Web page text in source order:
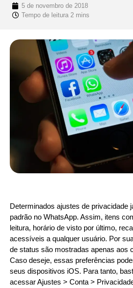
5 de novembro de 2018
Determinados ajustes de privacidade
padrão no WhatsApp. Assim, itens
leitura, horário de visto por último,
acessíveis a qualquer usuário. Por
de status são mostradas apenas aos
Caso deseje, essas preferências
seus dispositivos iOS. Para tanto,
acessar Ajustes > Conta >